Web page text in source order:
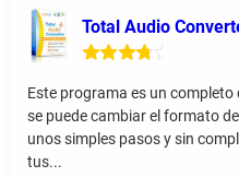
Total Audio
Este programa es un
se puede cambiar el formato
unos simples pasos y sin
tus...